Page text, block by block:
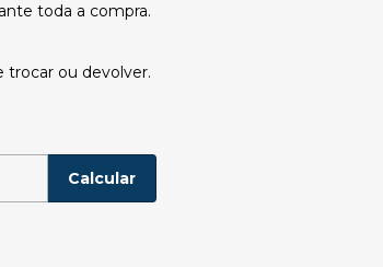
toda a compra.
trocar ou devolver.
Calcular